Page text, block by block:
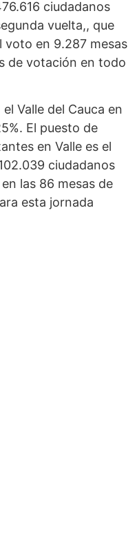
ciudadanos
vuelta,, que
voto en 9.287 mesas
de votación en todo
Valle del Cauca en
El puesto de
en Valle es el
ciudadanos
las 86 mesas de
esta jornada